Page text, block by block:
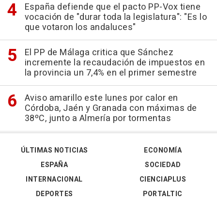
España defiende que el pacto PP-Vox tiene
vocación de "durar toda la legislatura": "Es lo
que votaron los andaluces"
El PP de Málaga critica que Sánchez
incremente la recaudación de impuestos en
la provincia un 7,4% en el primer semestre
Aviso amarillo este lunes por calor en
Córdoba, Jaén y Granada con máximas de
38ºC, junto a Almería por tormentas
ÚLTIMAS NOTICIAS
ESPAÑA
INTERNACIONAL
DEPORTES
ECONOMÍA
SOCIEDAD
CIENCIAPLUS
PORTALTIC